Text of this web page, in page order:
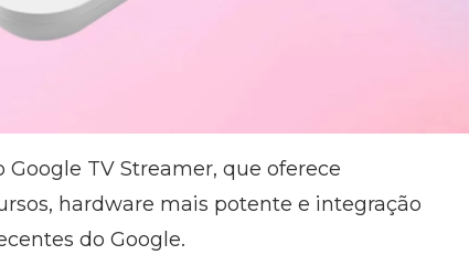
TV Streamer, que oferece
hardware mais potente e integração
do Google.